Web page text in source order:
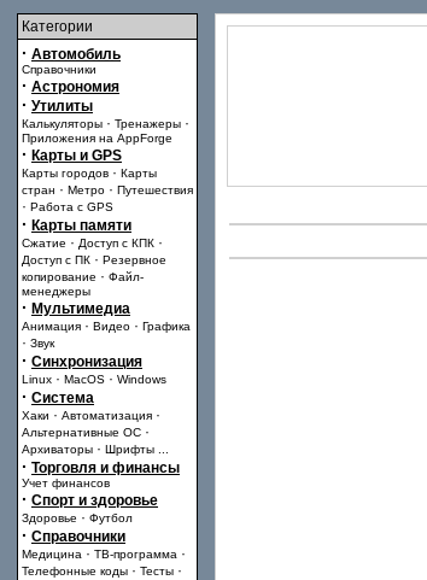
Категории
· Автомобиль
Справочники
· Астрономия
· Утилиты
Калькуляторы · Тренажеры ·
Приложения на AppForge
· Карты и GPS
Карты городов · Карты
стран · Метро · Путешествия
· Работа с GPS
· Карты памяти
Сжатие · Доступ с КПК ·
Доступ с ПК · Резервное
копирование · Файл-
менеджеры
· Мультимедиа
Анимация · Видео · Графика
· Звук
· Синхронизация
Linux · MacOS · Windows
· Система
Хаки · Автоматизация ·
Альтернативные ОС ·
Архиваторы · Шрифты
· Торговля и финансы
Учет финансов
· Спорт и здоровье
Здоровье · Футбол
· Справочники
Медицина · ТВ-программа ·
Телефонные коды · Тесты ·